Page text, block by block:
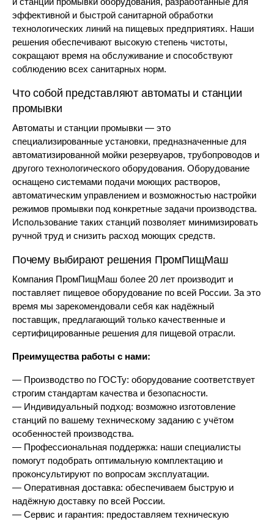
эффективной и быстрой санитарной обработки
технологических линий на пищевых предприятиях. Наши
решения обеспечивают высокую степень чистоты,
сокращают время на обслуживание и способствуют
соблюдению всех санитарных норм.
Что собой представляют автоматы и станции
промывки
Автоматы и станции промывки — это
специализированные установки, предназначенные для
автоматизированной мойки резервуаров, трубопроводов и
другого технологического оборудования. Оборудование
оснащено системами подачи моющих растворов,
автоматическим управлением и возможностью настройки
режимов промывки под конкретные задачи производства.
Использование таких станций позволяет минимизировать
ручной труд и снизить расход моющих средств.
Почему выбирают решения ПромПищМаш
Компания ПромПищМаш более 20 лет производит и
поставляет пищевое оборудование по всей России. За это
время мы зарекомендовали себя как надёжный
поставщик, предлагающий только качественные и
сертифицированные решения для пищевой отрасли.
Преимущества работы с нами:
— Производство по ГОСТу: оборудование соответствует
строгим стандартам качества и безопасности.
— Индивидуальный подход: возможно изготовление
станций по вашему техническому заданию с учётом
особенностей производства.
— Профессиональная поддержка: наши специалисты
помогут подобрать оптимальную комплектацию и
проконсультируют по вопросам эксплуатации.
— Оперативная доставка: обеспечиваем быструю и
надёжную доставку по всей России.
— Сервис и гарантия: предоставляем техническую